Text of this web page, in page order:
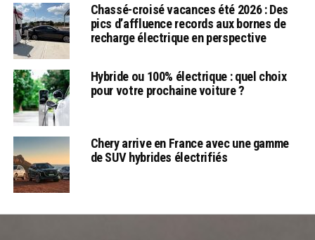
Chassé-croisé vacances été 2026 : Des
pics d’affluence records aux bornes de
recharge électrique en perspective
Hybride ou 100% électrique : quel choix
pour votre prochaine voiture ?
Chery arrive en France avec une gamme
de SUV hybrides électrifiés